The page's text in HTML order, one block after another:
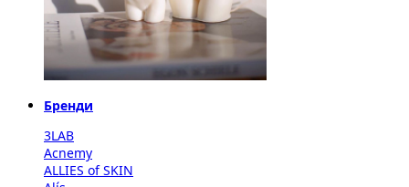
Бренди
3LAB
Acnemy
ALLIES of SKIN